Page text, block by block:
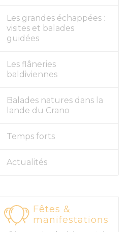
Les grandes échappées :
visites et balades
guidées
Les flâneries
baldiviennes
Balades natures dans la
lande du Crano
Temps forts
Actualités
Fêtes &
manifestations